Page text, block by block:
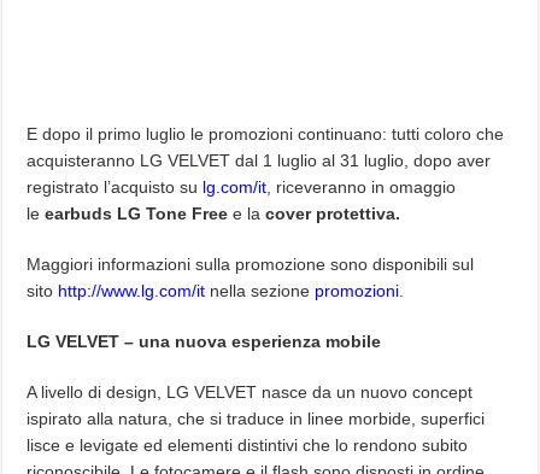
E dopo il primo luglio le promozioni continuano: tutti coloro che
acquisteranno LG VELVET dal 1 luglio al 31 luglio, dopo aver
registrato l’acquisto su lg.com/it , riceveranno in omaggio
leearbuds LG Tone Free e lacover protettiva.
Maggiori informazioni sulla promozione sono disponibili sul
sito http://www.lg.com/it nella sezione promozioni
LG VELVET – una nuova esperienza mobile
A livello di design, LG VELVET nasce da un nuovo concept
ispirato alla natura, che si traduce in linee morbide, superfici
lisce e levigate ed elementi distintivi che lo rendono subito